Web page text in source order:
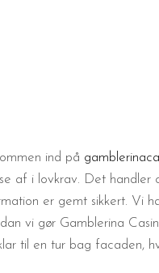
ind på
af i lovkrav. Det handler
er gemt sikkert. Vi
vi gør Gamblerina
til en tur bag facaden,